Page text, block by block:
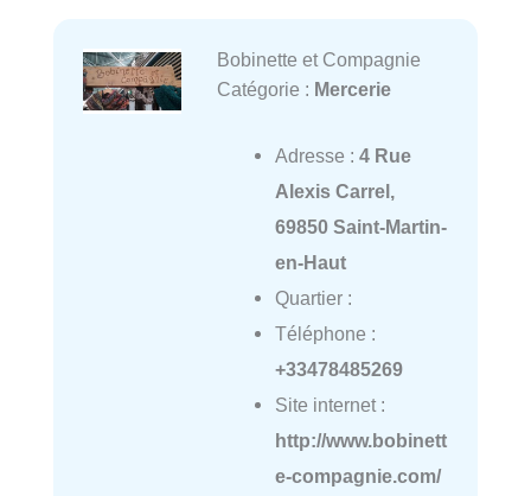
Bobinette et Compagnie
Catégorie : Mercerie
Adresse : 4 Rue
Alexis Carrel,
69850 Saint-Martin-
en-Haut
Quartier :
Téléphone :
+33478485269
Site internet :
http://www.bobinett
e-compagnie.com/